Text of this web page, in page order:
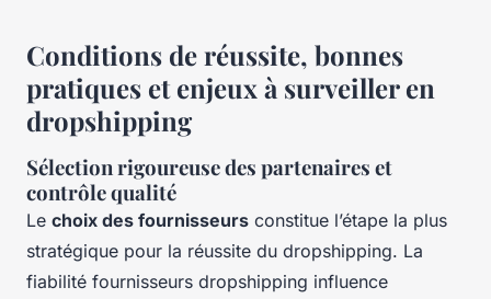
Conditions de réussite, bonnes
pratiques et enjeux à surveiller en
dropshipping
Sélection rigoureuse des partenaires et
contrôle qualité
Le choix des fournisseurs constitue l’étape la plus
stratégique pour la réussite du dropshipping. La
fiabilité fournisseurs dropshipping influence